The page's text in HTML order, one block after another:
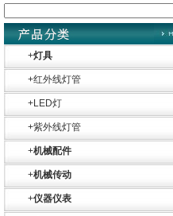
+灯具
+红外线灯管
+LED灯
+紫外线灯管
+机械配件
+机械传动
+仪器仪表
ZIGOR